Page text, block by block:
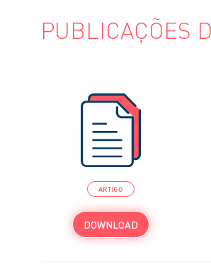
PUBLICAÇÕES
ARTIGO
DOWNLOAD